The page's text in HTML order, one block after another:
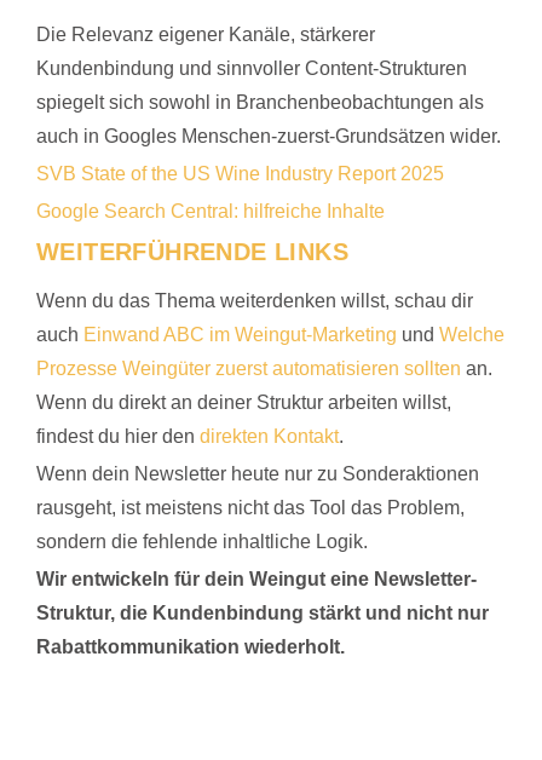
Die Relevanz eigener Kanäle, stärkerer
Kundenbindung und sinnvoller Content-Strukturen
spiegelt sich sowohl in Branchenbeobachtungen als
auch in Googles Menschen-zuerst-Grundsätzen wider.
SVB State of the US Wine Industry Report 2025
Google Search Central: hilfreiche Inhalte
WEITERFÜHRENDE LINKS
Wenn du das Thema weiterdenken willst, schau dir
auch Einwand ABC im Weingut-Marketing und Welche
Prozesse Weingüter zuerst automatisieren sollten an.
Wenn du direkt an deiner Struktur arbeiten willst,
findest du hier den direkten Kontakt.
Wenn dein Newsletter heute nur zu Sonderaktionen
rausgeht, ist meistens nicht das Tool das Problem,
sondern die fehlende inhaltliche Logik.
Wir entwickeln für dein Weingut eine Newsletter-
Struktur, die Kundenbindung stärkt und nicht nur
Rabattkommunikation wiederholt.